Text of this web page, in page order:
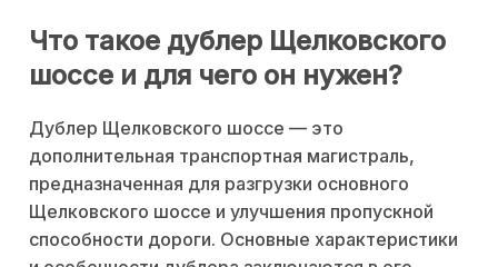
Что такое дублер Щелковского
шоссе и для чего он нужен?
Дублер Щелковского шоссе — это
дополнительная транспортная магистраль,
предназначенная для разгрузки основного
Щелковского шоссе и улучшения пропускной
способности дороги. Основные характеристики